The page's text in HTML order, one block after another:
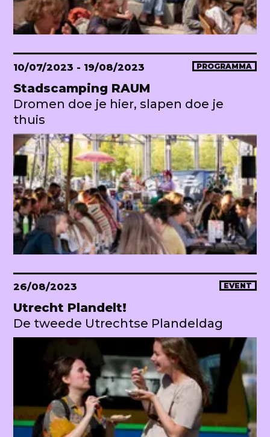
10/07/2023 - 19/08/2023 PROGRAMMA
Stadscamping RAUM
Dromen doe je hier, slapen doe je
thuis
26/08/2023 EVENT
Utrecht Plandelt!
De tweede Utrechtse Plandeldag